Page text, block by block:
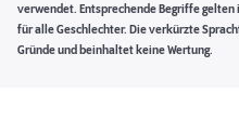
verwendet. Entsprechende Begriffe
für alle Geschlechter. Die verkürzte
Gründe und beinhaltet keine Wertung.